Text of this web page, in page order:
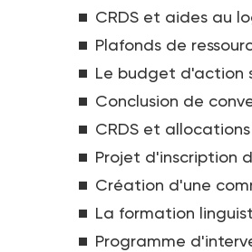
CRDS et aides au
Plafonds de
Le budget d'action
Conclusion de
CRDS et
Projet d'inscription
Création d'une
La formation
Programme